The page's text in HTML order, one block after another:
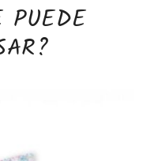
PUEDE